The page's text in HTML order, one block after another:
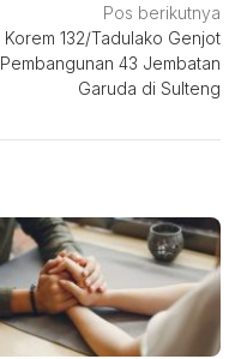
Pos berikutnya
Korem 132/Tadulako Genjot
Pembangunan 43 Jembatan
Garuda di Sulteng